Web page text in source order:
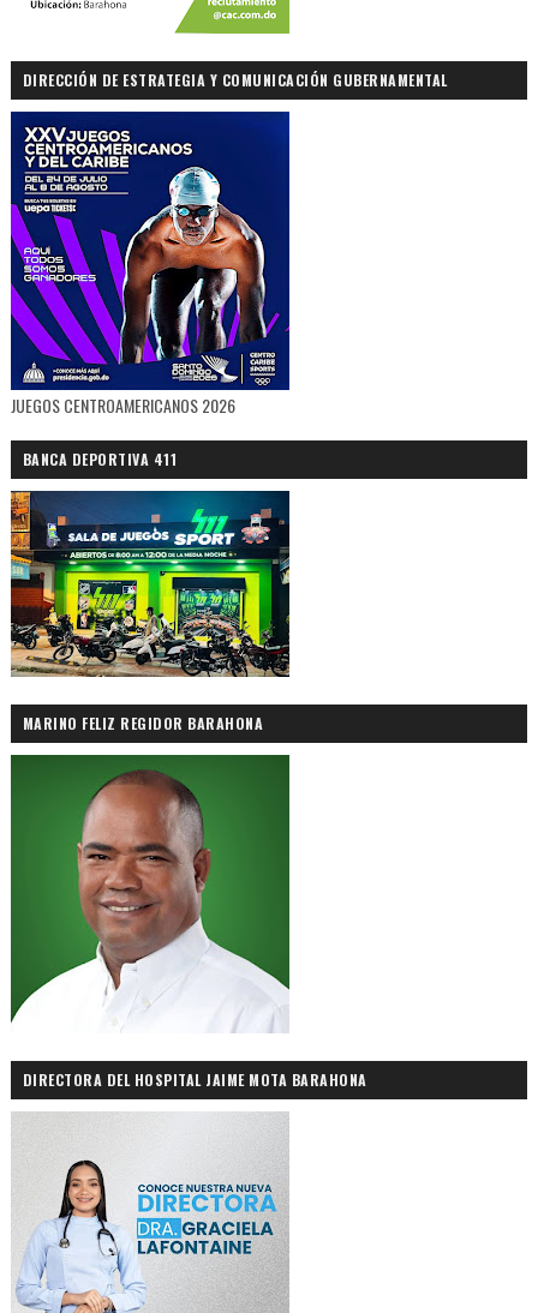
DIRECCIÓN DE ESTRATEGIA Y COMUNICACIÓN GUBERNAMENTAL
JUEGOS CENTROAMERICANOS 2026
BANCA DEPORTIVA 411
MARINO FELIZ REGIDOR BARAHONA
DIRECTORA DEL HOSPITAL JAIME MOTA BARAHONA